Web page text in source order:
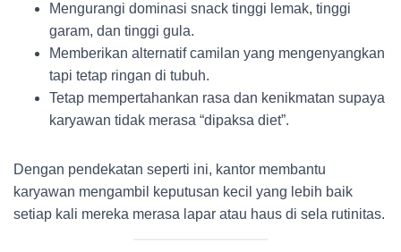
Mengurangi dominasi snack tinggi lemak, tinggi
garam, dan tinggi gula.
Memberikan alternatif camilan yang mengenyangkan
tapi tetap ringan di tubuh.
Tetap mempertahankan rasa dan kenikmatan supaya
karyawan tidak merasa “dipaksa diet”.
Dengan pendekatan seperti ini, kantor membantu
karyawan mengambil keputusan kecil yang lebih baik
setiap kali mereka merasa lapar atau haus di sela rutinitas.